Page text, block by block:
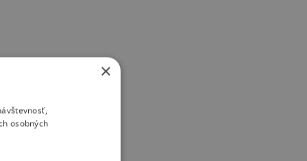
×
osobných